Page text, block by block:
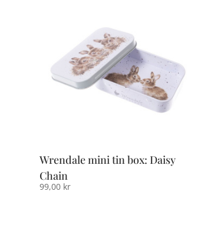
Wrendale mini tin box: Daisy
Chain
99,00 kr